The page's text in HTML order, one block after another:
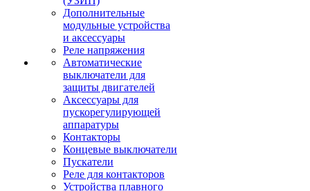
Дополнительные
модульные устройства
и аксессуары
Реле напряжения
Автоматические
выключатели для
защиты двигателей
Аксессуары для
пускорегулирующей
аппаратуры
Контакторы
Концевые выключатели
Пускатели
Реле для контакторов
Устройства плавного